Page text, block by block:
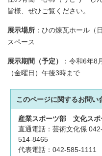
皆様、ぜひご覧ください。
展示場所 ：ひの煉瓦ホール（
スペース
展示期間（予定）
：令和6年8
（金曜日）午後3時まで
このページに関するお問い
産業スポーツ部文化ス
直通電話：芸術文化係
514-8465
代表電話：042-585-1111